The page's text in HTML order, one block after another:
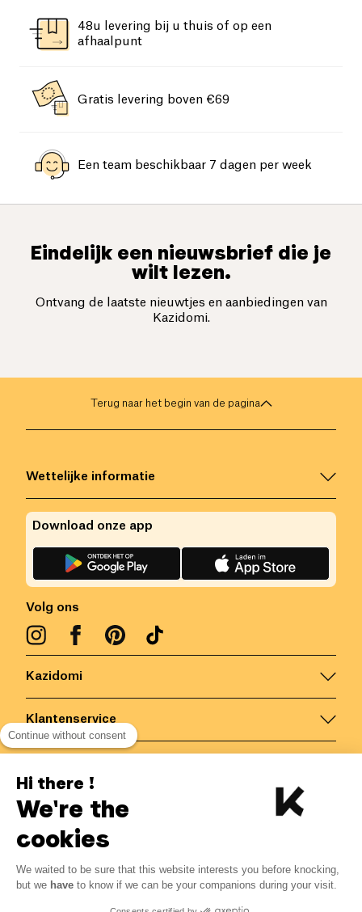
48u levering bij u thuis of op een
afhaalpunt
Gratis levering boven €69
Een team beschikbaar 7 dagen per week
Eindelijk een nieuwsbrief die je
wilt lezen.
Ontvang de laatste nieuwtjes en aanbiedingen van
Kazidomi.
3.90€ 3.32€ -15% ?
Bespaar 0.58 € met K+
Terug naar het begin van de pagina
Kazidomi
Klantenservice
Wettelijke informatie
Volg ons
Download onze app
België/ NL
Continue without consent
Hi there !
We're the
cookies
We waited to be sure that this website interests you before knocking,
but we have to know if we can be your companions during your visit.